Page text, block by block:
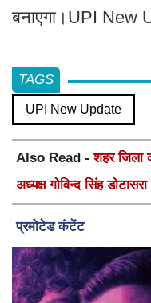
बनाएगा।UPI New
TAGS
UPI New Update
Also Read -शहर जिला
अध्यक्ष गोविन्द सिंह